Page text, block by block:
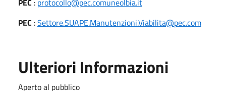
PEC :Settore.SUAPE.Manutenzioni.Viabilita@pec.com
Ulteriori Informazioni
Aperto al pubblico